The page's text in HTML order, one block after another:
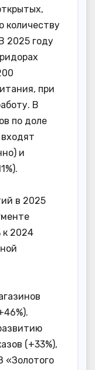
количеству
2025 году
при
В
по доле
и
в 2025
к 2024
(+33%),
«Золотого